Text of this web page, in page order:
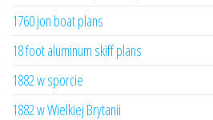
1760 jon boat plans
18 foot aluminum skiff plans
1882 w sporcie
1882 w Wielkiej Brytanii